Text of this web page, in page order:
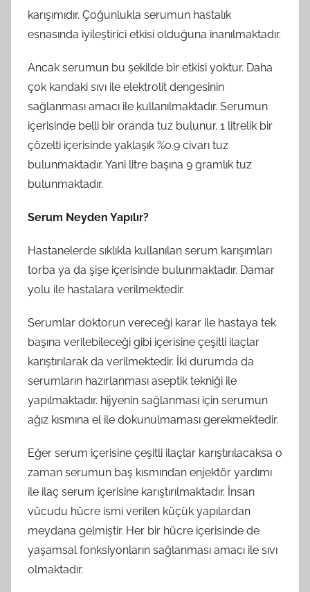
karışımıdır. Çoğunlukla serumun hastalık
esnasında iyileştirici etkisi olduğuna inanılmaktadır.
Ancak serumun bu şekilde bir etkisi yoktur. Daha
çok kandaki sıvı ile elektrolit dengesinin
sağlanması amacı ile kullanılmaktadır. Serumun
içerisinde belli bir oranda tuz bulunur. 1 litrelik bir
çözelti içerisinde yaklaşık %0.9 civarı tuz
bulunmaktadır. Yani litre başına 9 gramlık tuz
bulunmaktadır.
Serum Neyden Yapılır?
Hastanelerde sıklıkla kullanılan serum karışımları
torba ya da şişe içerisinde bulunmaktadır. Damar
yolu ile hastalara verilmektedir.
Serumlar doktorun vereceği karar ile hastaya tek
başına verilebileceği gibi içerisine çeşitli ilaçlar
karıştırılarak da verilmektedir. İki durumda da
serumların hazırlanması aseptik tekniği ile
yapılmaktadır. hijyenin sağlanması için serumun
ağız kısmına el ile dokunulmaması gerekmektedir.
Eğer serum içerisine çeşitli ilaçlar karıştırılacaksa o
zaman serumun baş kısmından enjektör yardımı
ile ilaç serum içerisine karıştırılmaktadır. İnsan
vücudu hücre ismi verilen küçük yapılardan
meydana gelmiştir. Her bir hücre içerisinde de
yaşamsal fonksiyonların sağlanması amacı ile sıvı
olmaktadır.